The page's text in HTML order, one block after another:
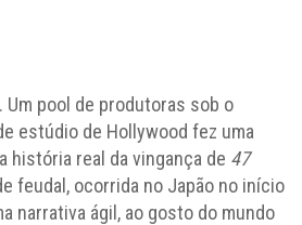
Um pool de produtoras sob o
estúdio de Hollywood fez uma
história real da vingança de 47
feudal, ocorrida no Japão no início
narrativa ágil, ao gosto do mundo